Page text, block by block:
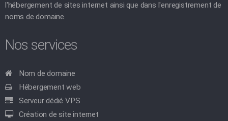
l'hébergement de sites internet ainsi que dans l'enregistrement de
noms de domaine.
Nos services
Nom de domaine
Hébergement web
Serveur dédié VPS
Création de site internet